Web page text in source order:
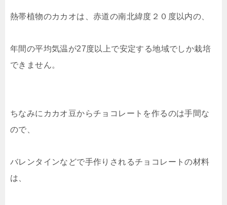
熱帯植物のカカオは、赤道の南北緯度２０度以内の、
年間の平均気温が27度以上で安定する地域でしか栽培
できません。
ちなみにカカオ豆からチョコレートを作るのは手間な
ので、
バレンタインなどで手作りされるチョコレートの材料
は、